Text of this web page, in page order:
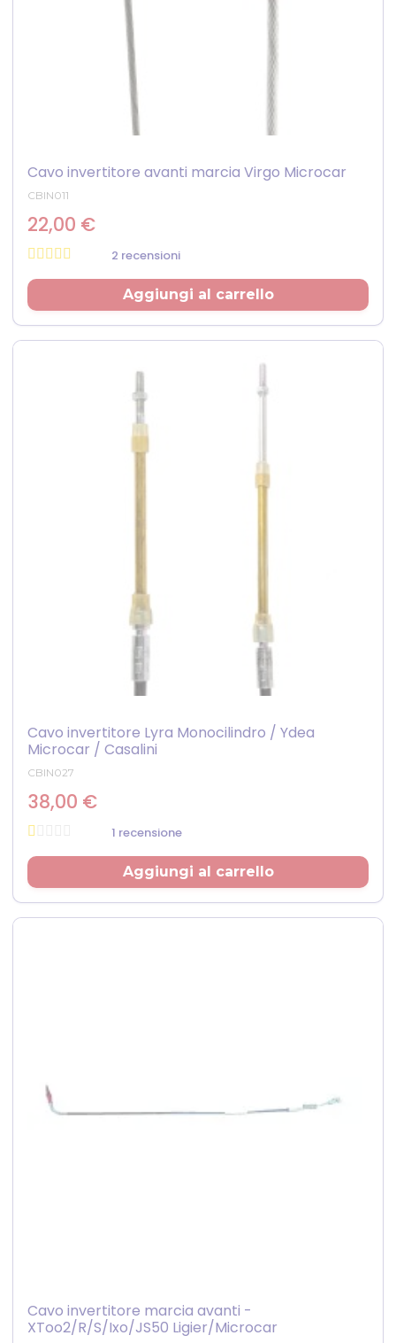
Cavo invertitore avanti marcia Virgo Microcar
CBIN011
22,00 €
2 recensioni
Prezzo
Aggiungi al carrello
Cavo invertitore Lyra Monocilindro / Ydea
Microcar / Casalini
CBIN027
38,00 €
1 recensione
Prezzo
Aggiungi al carrello
Cavo invertitore marcia avanti -
XToo2/R/S/Ixo/JS50 Ligier/Microcar